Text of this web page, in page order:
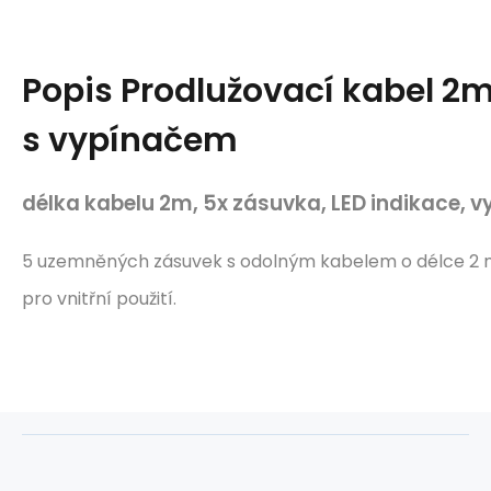
Popis Prodlužovací kabel
s vypínačem
délka kabelu 2m, 5x zásuvka, LED indikace,
5 uzemněných zásuvek s odolným kabelem o délce 2
pro vnitřní použití.